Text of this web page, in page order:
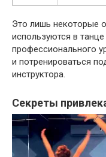
Это лишь некоторые
используются в
профессионального
и потренироваться
инструктора.
Секреты